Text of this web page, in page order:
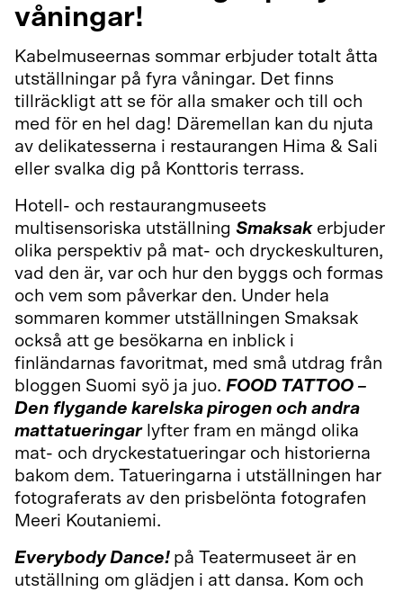
våningar!
Kabelmuseernas sommar erbjuder totalt åtta
utställningar på fyra våningar. Det finns
tillräckligt att se för alla smaker och till och
med för en hel dag! Däremellan kan du njuta
av delikatesserna i restaurangen Hima & Sali
eller svalka dig på Konttoris terrass.
Hotell- och restaurangmuseets
multisensoriska utställning Smaksakerbjuder
olika perspektiv på mat- och dryckeskulturen,
vad den är, var och hur den byggs och formas
och vem som påverkar den. Under hela
sommaren kommer utställningen Smaksak
också att ge besökarna en inblick i
finländarnas favoritmat, med små utdrag från
bloggen Suomi syö ja juo. FOOD TATTOO –
Den flygande karelska pirogen och andra
mattatueringarlyfter fram en mängd olika
mat- och dryckestatueringar och historierna
bakom dem. Tatueringarna i utställningen har
fotograferats av den prisbelönta fotografen
Meeri Koutaniemi.
Everybody Dance! på Teatermuseet är en
utställning om glädjen i att dansa. Kom och